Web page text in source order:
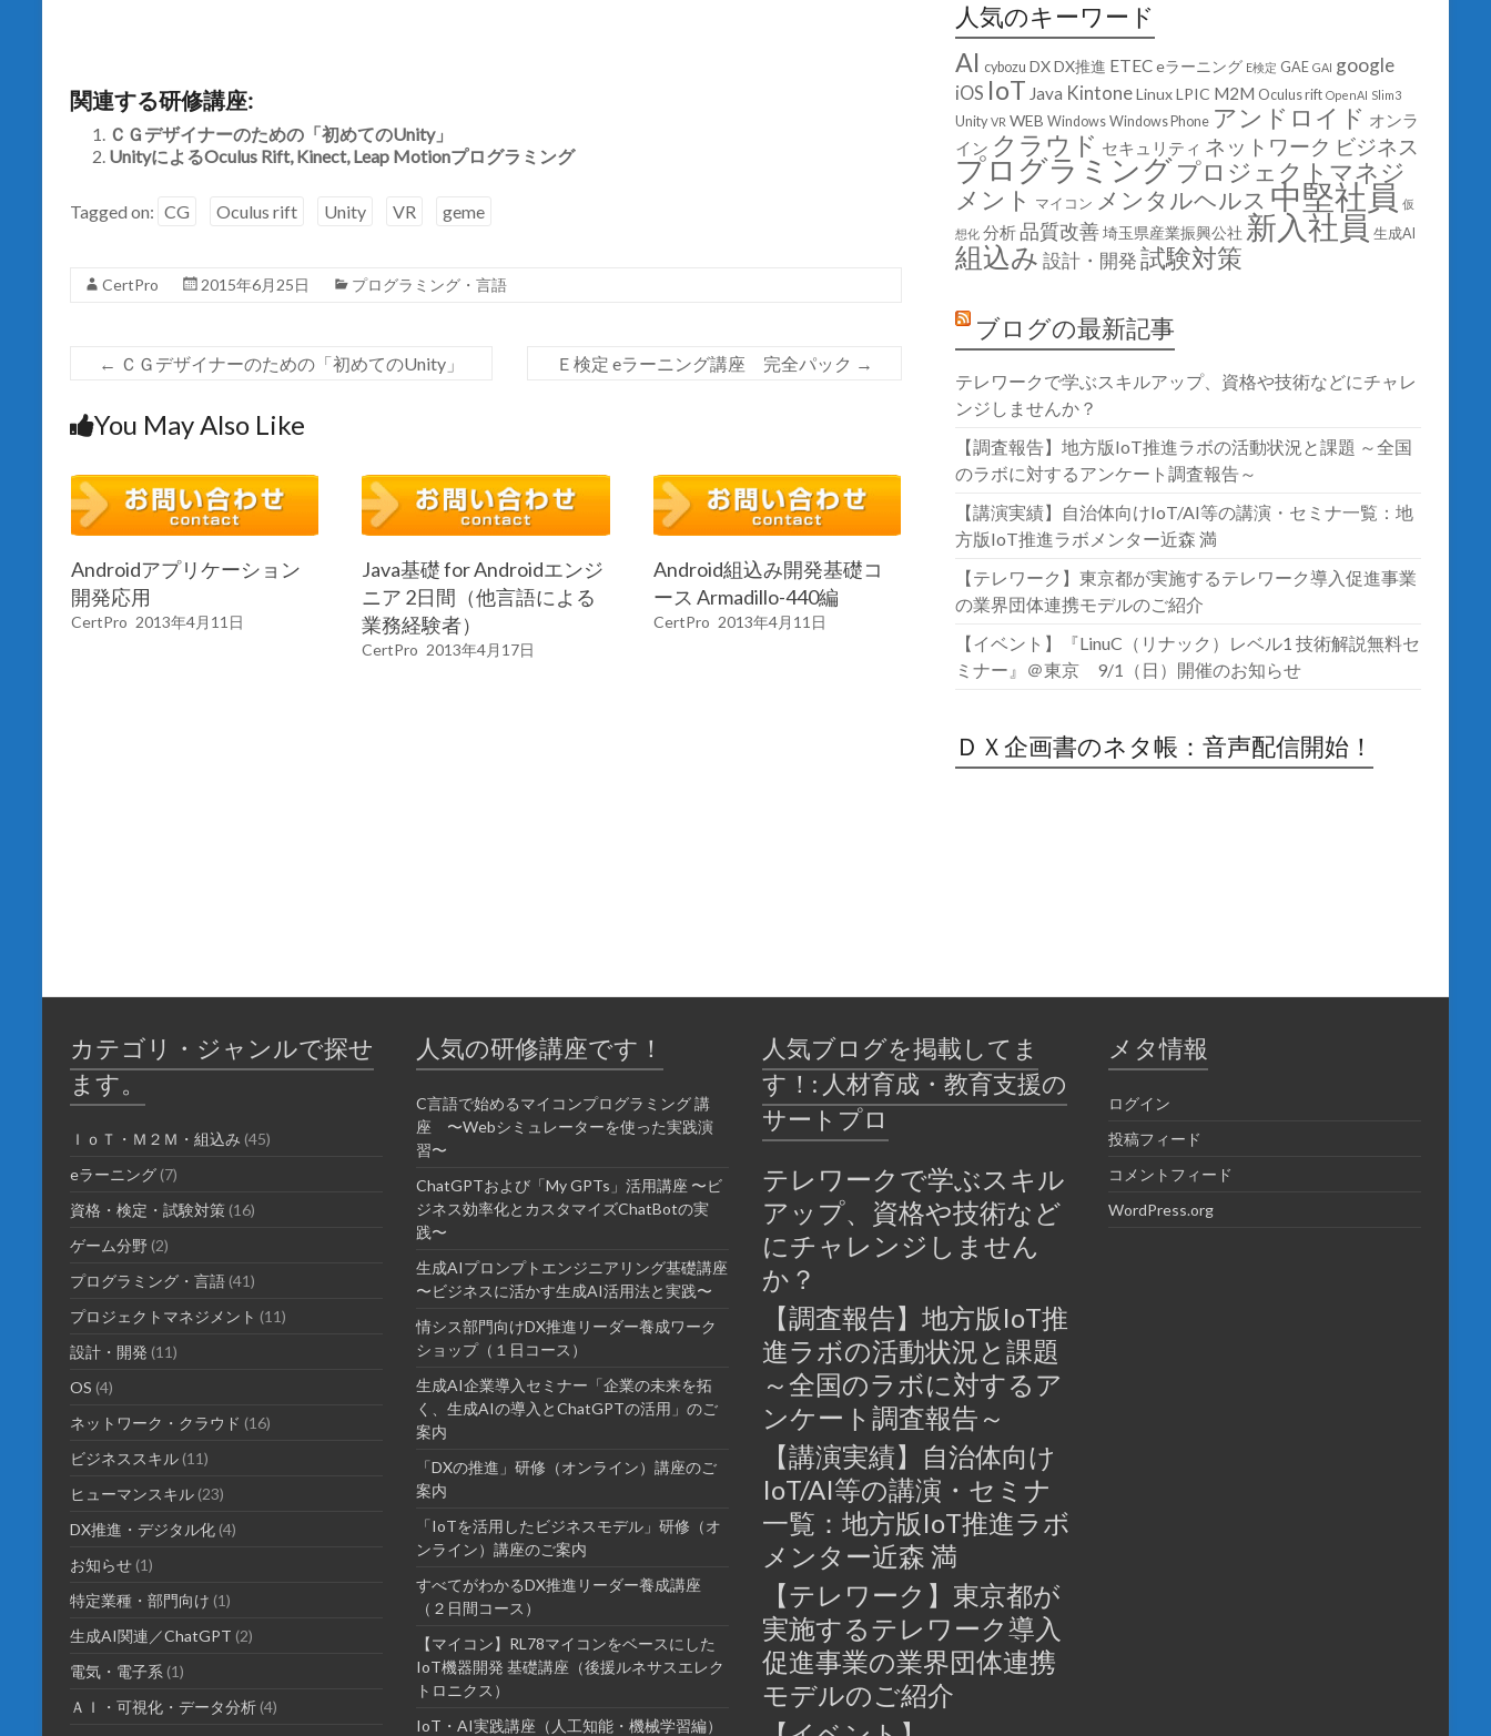
し
い
ウ
ィ
ン
ド
き
ま
し
て
く
だ
さ
い
し
ド
ま
す
関連する研修講座:
ＣＧデザイナーのための「初めてのUnity」
UnityによるOculus Rift, Kinect, Leap Motionプログラミング
Tagged on: CG Oculus rift Unity VR geme
CertPro 2015年6月25日 プログラミング・言語
← ＣＧデザイナーのための「初めてのUnity」 Ｅ検定 eラーニング講座 完全パック →
You May Also Like
Androidアプリケーション
開発応用
CertPro 2013年4月11日
Java基礎 for Androidエンジ
ニア 2日間（他言語による
業務経験者）
CertPro 2013年4月17日
Android組込み開発基礎コ
ース Armadillo-440編
CertPro 2013年4月11日
人気のキーワード
AI cybozu DXDX推進 ETECeラーニング E検定 GAE GAI google
iOS IoT Java KintoneLinuxLPIC M2M Oculus rift OpenAI Slim3
Unity VR WEB Windows Windows Phone アンドロイド オンラ
イン クラウド セキュリティ ネットワーク ビジネス
プログラミングプロジェクトマネジ
メント
マイコン メンタルヘルス 中堅社員 仮
想化 分析 品質改善埼玉県産業振興公社 新入社員 生成AI
組込み 設計・開発試験対策
ブログの最新記事
テレワークで学ぶスキルアップ、資格や技術などにチャレ
ンジしませんか？
【調査報告】地方版IoT推進ラボの活動状況と課題 ～全国
のラボに対するアンケート調査報告～
【講演実績】自治体向けIoT/AI等の講演・セミナ一覧：地
方版IoT推進ラボメンター近森 満
【テレワーク】東京都が実施するテレワーク導入促進事業
の業界団体連携モデルのご紹介
【イベント】『LinuC（リナック）レベル1 技術解説無料セ
ミナー』＠東京 9/1（日）開催のお知らせ
ＤＸ企画書のネタ帳：音声配信開始！
カテゴリ・ジャンルで探せ
ます。
ＩｏＴ・Ｍ２Ｍ・組込み (45)
eラーニング (7)
資格・検定・試験対策 (16)
ゲーム分野 (2)
プログラミング・言語 (41)
プロジェクトマネジメント (11)
設計・開発 (11)
OS (4)
ネットワーク・クラウド (16)
ビジネススキル (11)
ヒューマンスキル (23)
DX推進・デジタル化 (4)
お知らせ (1)
特定業種・部門向け (1)
生成AI関連／ChatGPT (2)
電気・電子系 (1)
ＡＩ・可視化・データ分析 (4)
人気の研修講座です！
C言語で始めるマイコンプログラミング 講
座 〜Webシミュレーターを使った実践演
習〜
ChatGPTおよび「My GPTs」活用講座 〜ビ
ジネス効率化とカスタマイズChatBotの実
践〜
生成AIプロンプトエンジニアリング基礎講座
〜ビジネスに活かす生成AI活用法と実践〜
情シス部門向けDX推進リーダー養成ワーク
ショップ（１日コース）
生成AI企業導入セミナー「企業の未来を拓
く、生成AIの導入とChatGPTの活用」のご
案内
「DXの推進」研修（オンライン）講座のご
案内
「IoTを活用したビジネスモデル」研修（オ
ンライン）講座のご案内
すべてがわかるDX推進リーダー養成講座
（２日間コース）
【マイコン】RL78マイコンをベースにした
IoT機器開発 基礎講座（後援ルネサスエレク
トロニクス）
IoT・AI実践講座（人工知能・機械学習編）
人気ブログを掲載してま
す！: 人材育成・教育支援の
サートプロ
テレワークで学ぶスキル
アップ、資格や技術など
にチャレンジしません
か？
【調査報告】地方版IoT推
進ラボの活動状況と課題
～全国のラボに対するア
ンケート調査報告～
【講演実績】自治体向け
IoT/AI等の講演・セミナ
一覧：地方版IoT推進ラボ
メンター近森 満
【テレワーク】東京都が
実施するテレワーク導入
促進事業の業界団体連携
モデルのご紹介
メタ情報
ログイン
投稿フィード
コメントフィード
WordPress.org